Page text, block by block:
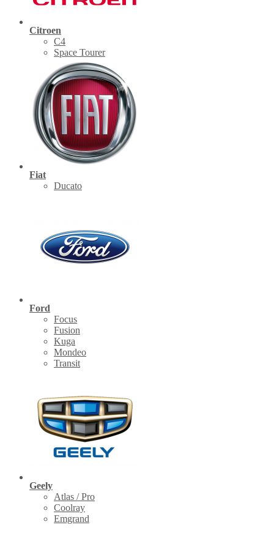
Citroen
C4
Space Tourer
Fiat
Ducato
Ford
Focus
Fusion
Kuga
Mondeo
Transit
Geely
Atlas / Pro
Coolray
Emgrand